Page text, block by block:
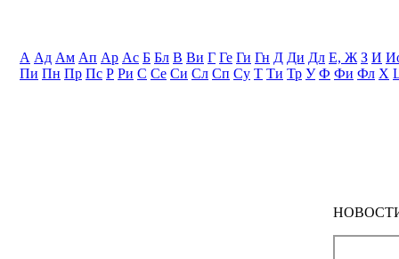
А Ад Ам Ап Ар Ас Б Бл В Ви Г Ге Ги Гн Д Ди Дл Е, Ж З И
Пи Пн Пр Пс Р Ри С Се Си Сл Сп Су Т Ти Тр У Ф Фи Фл Х